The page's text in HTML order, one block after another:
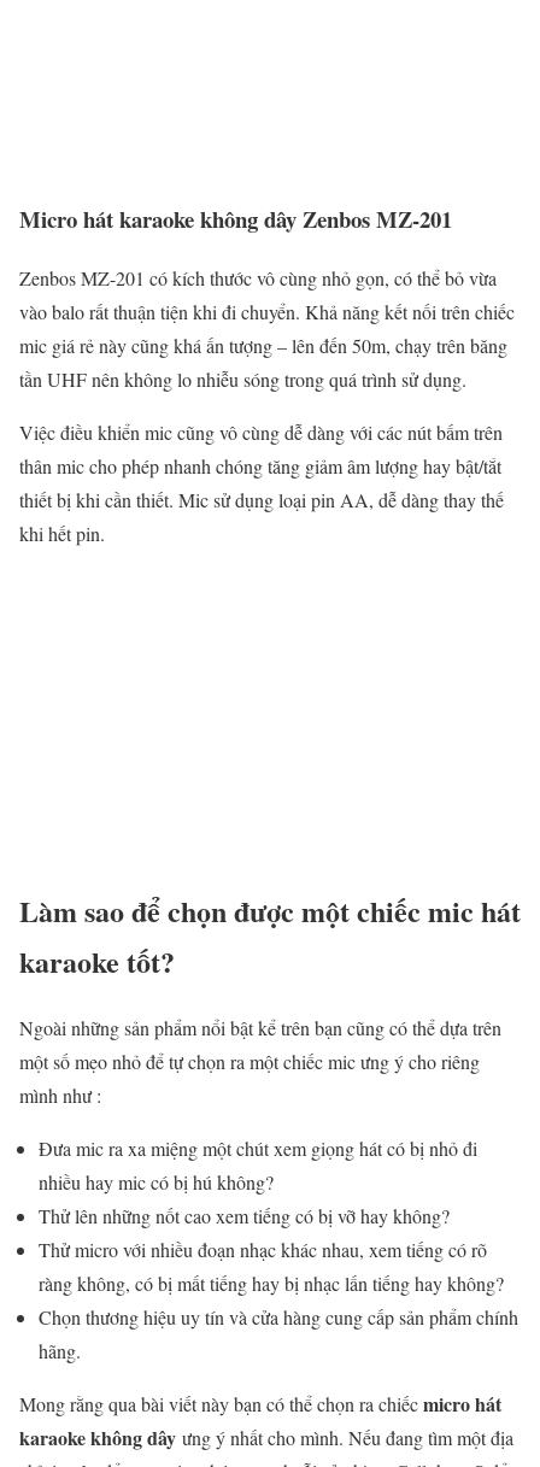
Micro hát karaoke không dây Zenbos MZ-201
Zenbos MZ-201 có kích thước vô cùng nhỏ gọn, có thể bỏ vừa
vào balo rất thuận tiện khi đi chuyển. Khả năng kết nối trên chiếc
mic giá rẻ này cũng khá ấn tượng – lên đến 50m, chạy trên băng
tần UHF nên không lo nhiễu sóng trong quá trình sử dụng.
Việc điều khiển mic cũng vô cùng dễ dàng với các nút bấm trên
thân mic cho phép nhanh chóng tăng giảm âm lượng hay bật/tắt
thiết bị khi cần thiết. Mic sử dụng loại pin AA, dễ dàng thay thế
khi hết pin.
Làm sao để chọn được một chiếc mic hát
karaoke tốt?
Ngoài những sản phẩm nổi bật kể trên bạn cũng có thể dựa trên
một số mẹo nhỏ để tự chọn ra một chiếc mic ưng ý cho riêng
mình như :
Đưa mic ra xa miệng một chút xem giọng hát có bị nhỏ đi
nhiều hay mic có bị hú không?
Thử lên những nốt cao xem tiếng có bị vỡ hay không?
Thử micro với nhiều đoạn nhạc khác nhau, xem tiếng có rõ
ràng không, có bị mất tiếng hay bị nhạc lấn tiếng hay không?
Chọn thương hiệu uy tín và cửa hàng cung cấp sản phẩm chính
hãng.
Mong rằng qua bài viết này bạn có thể chọn ra chiếcmicro hát
karaoke không dây ưng ý nhất cho mình. Nếu đang tìm một địa